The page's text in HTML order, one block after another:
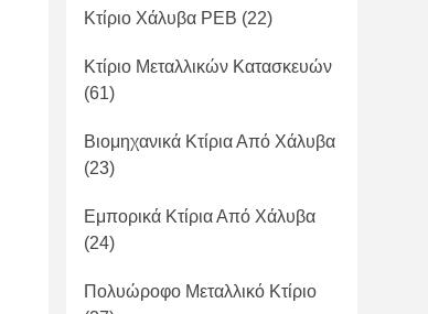
Κτίριο Χάλυβα PEB (22)
Κτίριο Μεταλλικών Κατασκευών
(61)
Βιομηχανικά Κτίρια Από Χάλυβα
(23)
Εμπορικά Κτίρια Από Χάλυβα
(24)
Πολυώροφο Μεταλλικό Κτίριο